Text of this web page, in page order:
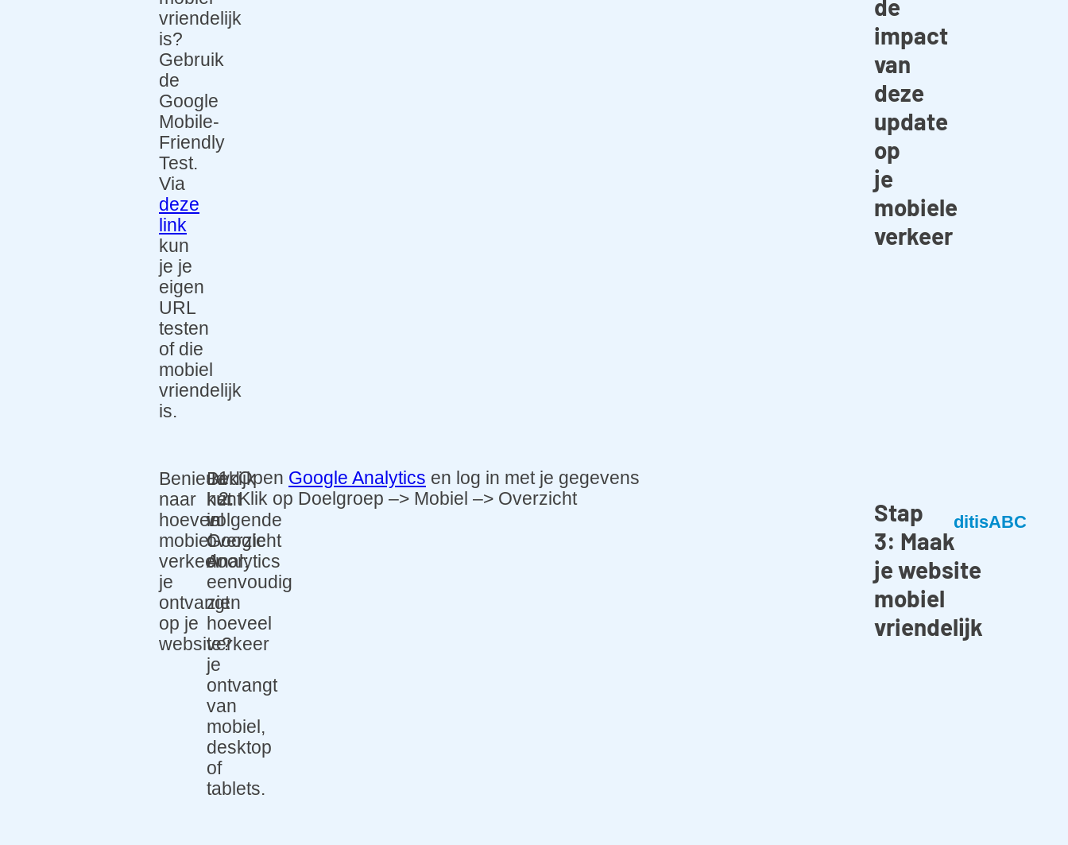
vriendelijk
is?
Gebruik
de
Google
Mobile-
Friendly
Test.
Via
deze
link
kun
je je
eigen
URL
testen
of die
mobiel
vriendelijk
is.
de
impact
van
deze
update
op
je
mobiele
verkeer
Benieuwd
naar
hoeveel
mobiel
verkeer
je
ontvangt
op je
website?
Je
kunt
in
Google
Analytics
eenvoudig
zien
hoeveel
verkeer
je
ontvangt
van
mobiel,
desktop
of
tablets.
Bekijk
het
volgende
overzicht
door:
Open Google Analytics en log in met je gegevens
Klik op Doelgroep –> Mobiel –> Overzicht
Stap
3: Maak
je website
mobiel
vriendelijk
ditisABC